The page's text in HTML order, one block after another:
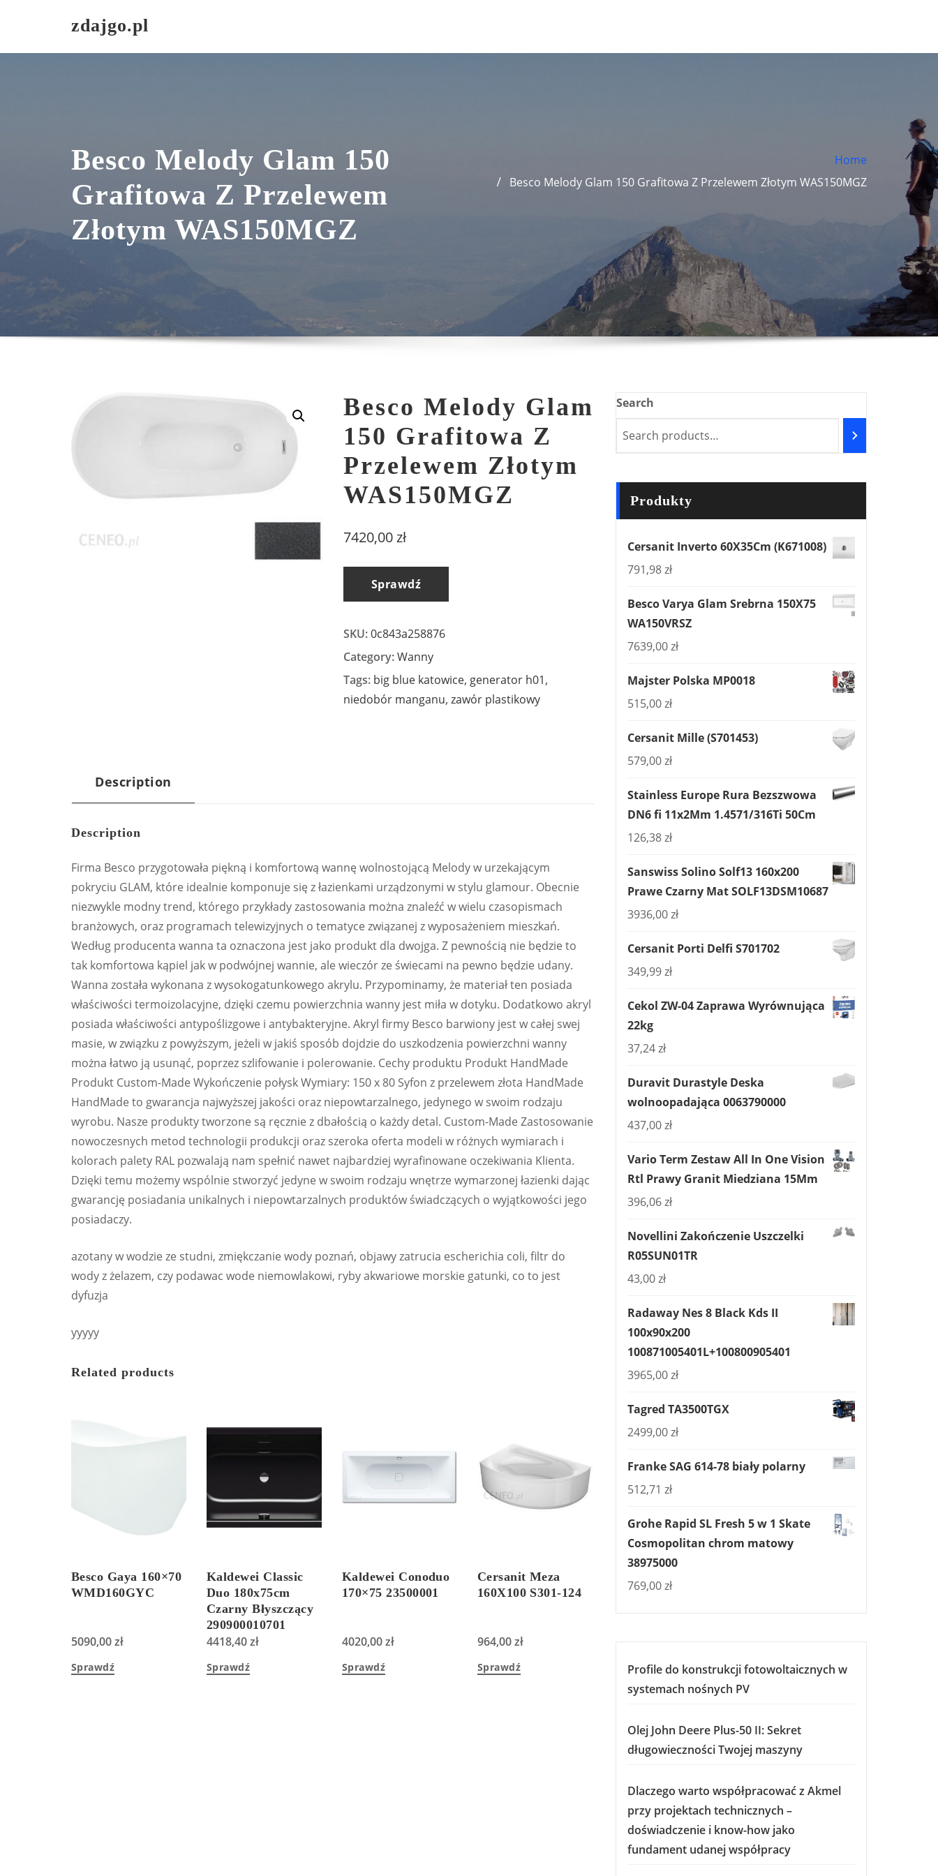
zdajgo.pl
Besco Melody Glam 150
Grafitowa Z Przelewem
Złotym WAS150MGZ
Home
Besco Melody Glam 150 Grafitowa Z Przelewem Złotym WAS150MGZ
Besco Melody Glam
150 Grafitowa Z
Przelewem Złotym
WAS150MGZ
7420,00zł
Sprawdź
SKU:0c843a258876
Category:Wanny
Tags: big blue katowice, generator h01,
niedobór manganu, zawór plastikowy
Description
Description
Firma Besco przygotowała piękną i komfortową wannę wolnostojącą Melody w urzekającym
pokryciu GLAM, które idealnie komponuje się z łazienkami urządzonymi w stylu glamour. Obecnie
niezwykle modny trend, którego przykłady zastosowania można znaleźć w wielu czasopismach
branżowych, oraz programach telewizyjnych o tematyce związanej z wyposażeniem mieszkań.
Według producenta wanna ta oznaczona jest jako produkt dla dwojga. Z pewnością nie będzie to
tak komfortowa kąpiel jak w podwójnej wannie, ale wieczór ze świecami na pewno będzie udany.
Wanna została wykonana z wysokogatunkowego akrylu. Przypominamy, że materiał ten posiada
właściwości termoizolacyjne, dzięki czemu powierzchnia wanny jest miła w dotyku. Dodatkowo akryl
posiada właściwości antypoślizgowe i antybakteryjne. Akryl firmy Besco barwiony jest w całej swej
masie, w związku z powyższym, jeżeli w jakiś sposób dojdzie do uszkodzenia powierzchni wanny
można łatwo ją usunąć, poprzez szlifowanie i polerowanie. Cechy produktu Produkt HandMade
Produkt Custom-Made Wykończenie połysk Wymiary: 150 x 80 Syfon z przelewem złota HandMade
HandMade to gwarancja najwyższej jakości oraz niepowtarzalnego, jedynego w swoim rodzaju
wyrobu. Nasze produkty tworzone są ręcznie z dbałością o każdy detal. Custom-Made Zastosowanie
nowoczesnych metod technologii produkcji oraz szeroka oferta modeli w różnych wymiarach i
kolorach palety RAL pozwalają nam spełnić nawet najbardziej wyrafinowane oczekiwania Klienta.
Dzięki temu możemy wspólnie stworzyć jedyne w swoim rodzaju wnętrze wymarzonej łazienki dając
gwarancję posiadania unikalnych i niepowtarzalnych produktów świadczących o wyjątkowości jego
posiadaczy.
azotany w wodzie ze studni, zmiękczanie wody poznań, objawy zatrucia escherichia coli, filtr do
wody z żelazem, czy podawac wode niemowlakowi, ryby akwariowe morskie gatunki, co to jest
dyfuzja
yyyyy
Related products
Besco Gaya 160×70
WMD160GYC
5090,00zł
Sprawdź
Kaldewei Classic
Duo 180x75cm
Czarny Błyszczący
290900010701
4418,40zł
Sprawdź
Kaldewei Conoduo
170×75 23500001
4020,00zł
Sprawdź
Cersanit Meza
160X100 S301-124
964,00zł
Sprawdź
Search
Produkty
Cersanit Inverto 60X35Cm (K671008)
791,98zł
Besco Varya Glam Srebrna 150X75
WA150VRSZ
7639,00zł
Majster Polska MP0018
515,00zł
Cersanit Mille (S701453)
579,00zł
Stainless Europe Rura Bezszwowa
DN6 fi 11x2Mm 1.4571/316Ti 50Cm
126,38zł
Sanswiss Solino Solf13 160x200
Prawe Czarny Mat SOLF13DSM10687
3936,00zł
Cersanit Porti Delfi S701702
349,99zł
Cekol ZW-04 Zaprawa Wyrównująca
22kg
37,24zł
Duravit Durastyle Deska
wolnoopadająca 0063790000
437,00zł
Vario Term Zestaw All In One Vision
Rtl Prawy Granit Miedziana 15Mm
396,06zł
Novellini Zakończenie Uszczelki
R05SUN01TR
43,00zł
Radaway Nes 8 Black Kds II
100x90x200
100871005401L+100800905401
3965,00zł
Tagred TA3500TGX
2499,00zł
Franke SAG 614-78 biały polarny
512,71 zł
Grohe Rapid SL Fresh 5 w 1 Skate
Cosmopolitan chrom matowy
38975000
769,00zł
Profile do konstrukcji fotowoltaicznych w
systemach nośnych PV
Olej John Deere Plus-50 II: Sekret
długowieczności Twojej maszyny
Dlaczego warto współpracować z Akmel
przy projektach technicznych –
doświadczenie i know-how jako
fundament udanej współpracy